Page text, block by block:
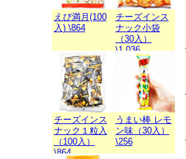
えび満月(100
入) \864
チーズインス
ナック小袋
（30入）
\1,036
チーズインス
ナック１粒入
（100入）
\864
うまい棒 レモ
ン味（30入）
\256